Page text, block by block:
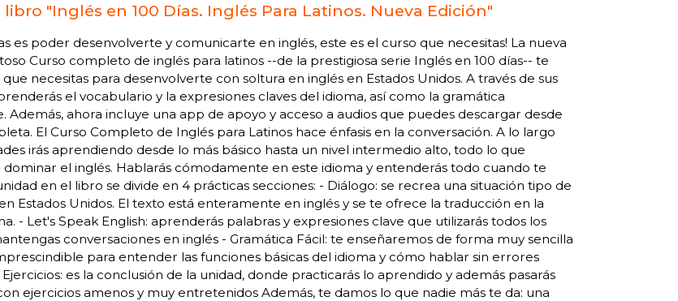
libro "Inglés en 100 Días. Inglés Para Latinos. Nueva Edición"
es poder desenvolverte y comunicarte en inglés, este es el curso que necesitas! La nueva
Curso completo de inglés para latinos --de la prestigiosa serie Inglés en 100 días-- te
necesitas para desenvolverte con soltura en inglés en Estados Unidos. A través de sus
el vocabulario y la expresiones claves del idioma, así como la gramática
Además, ahora incluye una app de apoyo y acceso a audios que puedes descargar desde
El Curso Completo de Inglés para Latinos hace énfasis en la conversación. A lo largo
irás aprendiendo desde lo más básico hasta un nivel intermedio alto, todo lo que
dominar el inglés. Hablarás cómodamente en este idioma y entenderás todo cuando te
en el libro se divide en 4 prácticas secciones: - Diálogo: se recrea una situación tipo de
Estados Unidos. El texto está enteramente en inglés y se te ofrece la traducción en la
- Let's Speak English: aprenderás palabras y expresiones clave que utilizarás todos los
conversaciones en inglés - Gramática Fácil: te enseñaremos de forma muy sencilla
para entender las funciones básicas del idioma y cómo hablar sin errores
es la conclusión de la unidad, donde practicarás lo aprendido y además pasarás
ejercicios amenos y muy entretenidos Además, te damos lo que nadie más te da: una